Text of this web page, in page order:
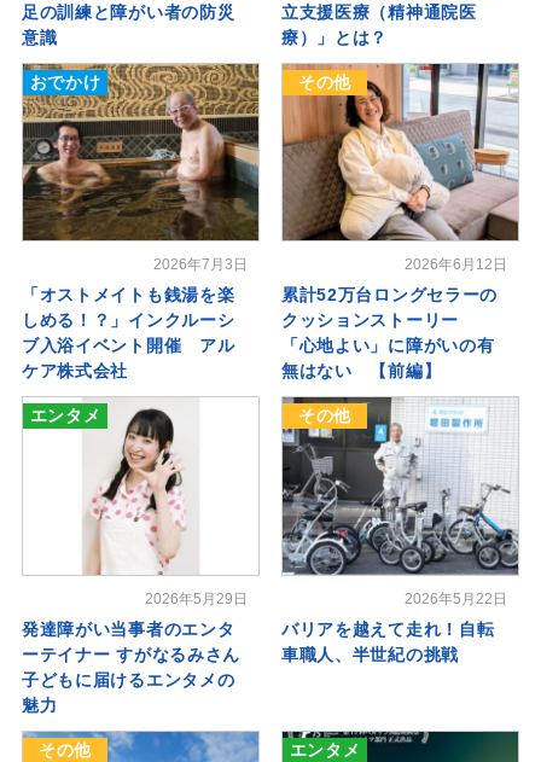
足の訓練と障がい者の防災
意識
立支援医療（精神通院医
療）」とは？
おでかけ
2026年7月3日
「オストメイトも銭湯を楽
しめる！？」インクルーシ
ブ入浴イベント開催 アル
ケア株式会社
その他
2026年6月12日
累計52万台ロングセラーの
クッションストーリー
「心地よい」に障がいの有
無はない 【前編】
エンタメ
2026年5月29日
発達障がい当事者のエンタ
ーテイナー すがなるみさん
子どもに届けるエンタメの
魅力
その他
2026年5月22日
バリアを越えて走れ！自転
車職人、半世紀の挑戦
その他 エンタメ